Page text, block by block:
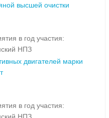
высшей очистки
в год участия:
НПЗ
двигателей марки
в год участия: